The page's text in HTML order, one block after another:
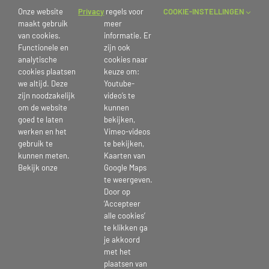
Bingo locatie wervershof
29 november 2024
Deel dit bericht kies je platform >
RedditLinkedIn
Onze website
maakt gebruik
van cookies.
Functionele en
analytische
cookies plaatsen
we altijd. Deze
zijn noodzakelijk
om de website
goed te laten
werken en het
gebruik te
kunnen meten.
Bekijk onze
Privacy regels voor
meer
informatie. Er
zijn ook
cookies naar
keuze om:
Youtube-
video’s te
kunnen
bekijken,
Vimeo-videos
te bekijken,
Kaarten van
Google Maps
te weergeven.
Door op
‘Accepteer
alle cookies’
te klikken ga
je akkoord
met het
plaatsen van
COOKIE-INSTELLINGEN